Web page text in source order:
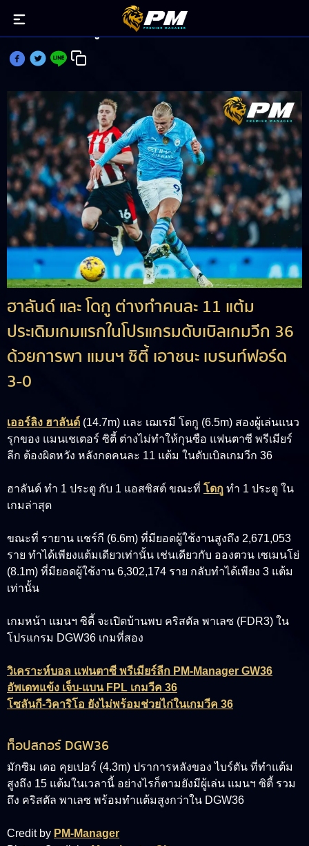
ฮาลันด์ ควง โดกู ทำแต้มประเดิม ดับเบิลเกมวีก 36
ฮาลันด์ และ โดกู ต่างทำคนละ 11 แต้ม
ประเดิมเกมแรกในโปรแกรมดับเบิลเกมวีก 36
ด้วยการพา แมนฯ ซิตี้ เอาชนะ เบรนท์ฟอร์ด
3-0
เออร์ลิง ฮาลันด์ (14.7m) และ เฌเรมี โดกู (6.5m) สองผู้เล่นแนว
รุกของ แมนเชเตอร์ ซิตี้ ต่างไม่ทำให้กุนซือ แฟนตาซี พรีเมียร์
ลีก ต้องผิดหวัง หลังกดคนละ 11 แต้ม ในดับเบิลเกมวีก 36
ฮาลันด์ ทำ 1 ประตู กับ 1 แอสซิสต์ ขณะที่ โดกู ทำ 1 ประตู ใน
เกมล่าสุด
ขณะที่ รายาน แชร์กี (6.6m) ที่มียอดผู้ใช้งานสูงถึง 2,671,053
ราย ทำได้เพียงแต้มเดียวเท่านั้น เช่นเดียวกับ อองตวน เซเมนโย่
(8.1m) ที่มียอดผู้ใช้งาน 6,302,174 ราย กลับทำได้เพียง 3 แต้ม
เท่านั้น
เกมหน้า แมนฯ ซิตี้ จะเปิดบ้านพบ คริสตัล พาเลซ (FDR3) ใน
โปรแกรม DGW36 เกมที่สอง
วิเคราะห์บอล แฟนตาซี พรีเมียร์ลีก PM-Manager GW36
อัพเดทแข้ง เจ็บ-แบน FPL เกมวีค 36
โซลันกี-วิคาริโอ ยังไม่พร้อมช่วยไก่ในเกมวีค 36
ท็อปสกอร์ DGW36
มักซิม เดอ คุยเปอร์ (4.3m) ปราการหลังของ ไบร์ตัน ที่ทำแต้ม
สูงถึง 15 แต้มในเวลานี้ อย่างไรก็ตามยังมีผู้เล่น แมนฯ ซิตี้ รวม
ถึง คริสตัล พาเลซ พร้อมทำแต้มสูงกว่าใน DGW36
Credit by PM-Manager